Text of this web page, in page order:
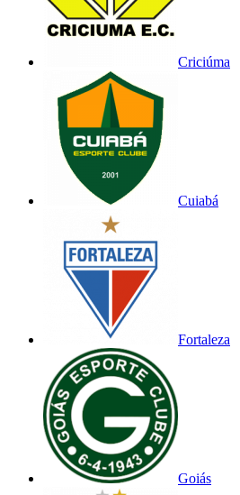
Criciúma
Cuiabá
Fortaleza
Goiás